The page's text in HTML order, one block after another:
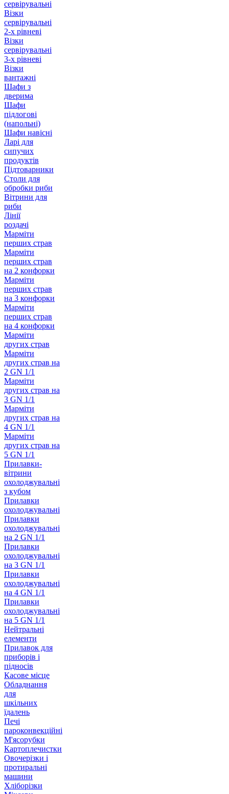
сервірувальні
Візки
сервірувальні
2-х рівневі
Візки
сервірувальні
3-х рівневі
Візки
вантажні
Шафи з
дверима
Шафи
підлогові
(напольні)
Шафи навісні
Ларі для
сипучих
продуктів
Підтоварники
Столи для
обробки риби
Вітрини для
риби
Лінії
роздачі
Марміти
перших страв
Марміти
перших страв
на 2 конфорки
Марміти
перших страв
на 3 конфорки
Марміти
перших страв
на 4 конфорки
Марміти
других страв
Марміти
других страв на
2 GN 1/1
Марміти
других страв на
3 GN 1/1
Марміти
других страв на
4 GN 1/1
Марміти
других страв на
5 GN 1/1
Прилавки-
вітрини
охолоджувальні
з кубом
Прилавки
охолоджувальні
Прилавки
охолоджувальні
на 2 GN 1/1
Прилавки
охолоджувальні
на 3 GN 1/1
Прилавки
охолоджувальні
на 4 GN 1/1
Прилавки
охолоджувальні
на 5 GN 1/1
Нейтральні
елементи
Прилавок для
приборів і
підносів
Касове місце
Обладнання
для
шкільних
їдалень
Печі
пароконвекційні
М'ясорубки
Картоплечистки
Овочерізки і
протиральні
машини
Хліборізки